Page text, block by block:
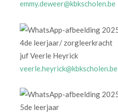
emmy.deweer@kbkscholen.be
4de leerjaar/ zorgleerkracht
juf Veerle Heyrick
veerle.heyrick@kbkscholen.be
5de leerjaar